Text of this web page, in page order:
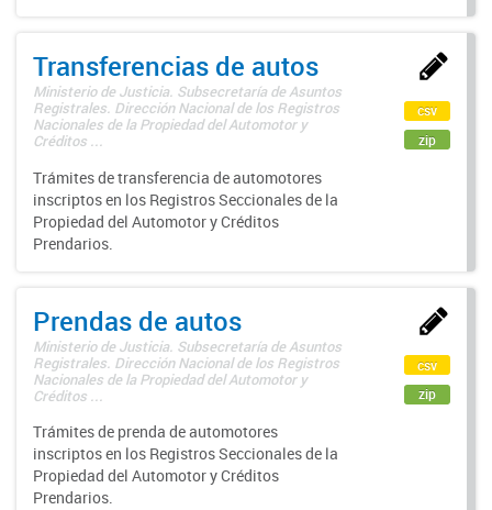
Transferencias de autos
Ministerio de Justicia. Subsecretaría de Asuntos
Registrales. Dirección Nacional de los Registros
Nacionales de la Propiedad del Automotor y
Créditos ...
Trámites de transferencia de automotores
inscriptos en los Registros Seccionales de la
Propiedad del Automotor y Créditos
Prendarios.
csv
zip
Prendas de autos
Ministerio de Justicia. Subsecretaría de Asuntos
Registrales. Dirección Nacional de los Registros
Nacionales de la Propiedad del Automotor y
Créditos ...
Trámites de prenda de automotores
inscriptos en los Registros Seccionales de la
Propiedad del Automotor y Créditos
Prendarios.
csv
zip